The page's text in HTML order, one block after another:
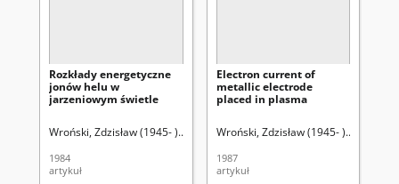
Rozkłady energetyczne
jonów helu w
jarzeniowym świetle
Wroński, Zdzisław (1945- ). Stachórska, Danuta (1912-1987).
1984
artykuł
Electron current of
metallic electrode
placed in plasma
Wroński, Zdzisław (1945- ).
1987
artykuł